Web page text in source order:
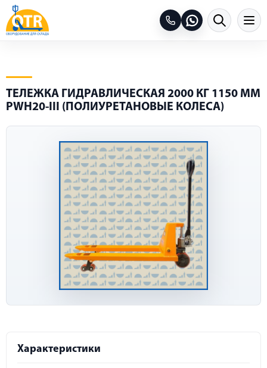
ТЕЛЕЖКА ГИДРАВЛИЧЕСКАЯ 2000 КГ 1150 ММ
PWH20-III (ПОЛИУРЕТАНОВЫЕ КОЛЕСА)
Характеристики